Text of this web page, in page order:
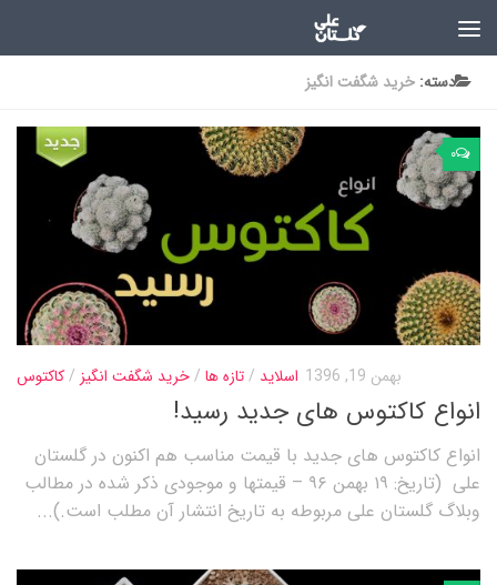
دسته: خرید شگفت انگیز
۰
اسلاید /تازه ها /خرید شگفت انگیز /کاکتوس بهمن 19, 1396
انواع کاکتوس های جدید رسید!
انواع کاکتوس های جدید با قیمت مناسب هم اکنون در گلستان
علی (تاریخ: ۱۹ بهمن ۹۶ – قیمتها و موجودی ذکر شده در مطالب
وبلاگ گلستان علی مربوطه به تاریخ انتشار آن مطلب است.)...